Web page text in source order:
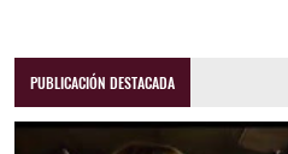
PUBLICACIÓN DESTACADA